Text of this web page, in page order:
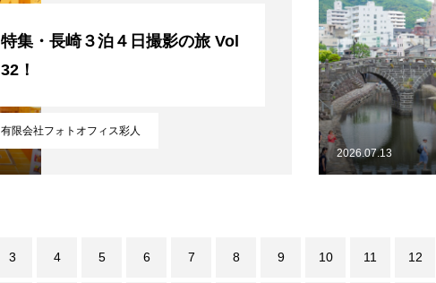
有限会社フォトオフィス彩人
特集・長崎３泊４日撮影の旅 Vol
32！
2026.07.13
3 4 5 6 7 8 9 10 11 12